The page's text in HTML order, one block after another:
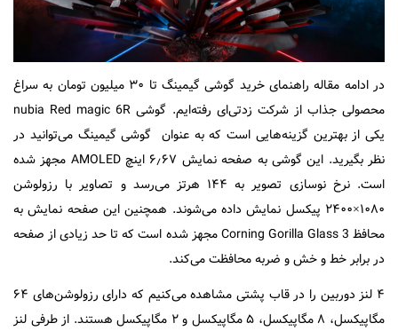
در ادامه مقاله راهنمای خرید گوشی گیمینگ تا ۳۰ میلیون تومان به سراغ
محصولی جذاب از شرکت زدتی‌ای رفته‌ایم. گوشی nubia Red magic 6R
یکی از بهترین گزینه‌هایی است که به عنوان گوشی گیمینگ می‌توانید در
نظر بگیرید. این گوشی به صفحه نمایش ۶٫۶۷ اینچ AMOLED مجهز شده
است. نرخ نوسازی تصویر به ۱۴۴ هرتز می‌رسد و تصاویر با رزولوشن
۱۰۸۰×۲۴۰۰ پیکسل نمایش داده می‌شوند. همچنین این صفحه نمایش به
محافظ Corning Gorilla Glass 3 مجهز شده است که تا حد زیادی از صفحه
در برابر خط و خش و ضربه محافظت می‌کند.
۴ لنز دوربین را در قاب پشتی مشاهده می‌کنیم که دارای رزولوشن‌های ۶۴
مگاپیکسل، ۸ مگاپیکسل، ۵ مگاپیکسل و ۲ مگاپیکسل هستند. از طرفی لنز